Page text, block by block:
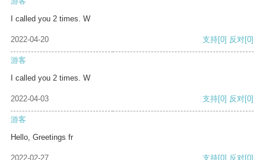
I called you 2 times. W
2022-04-20 支持[0] 反对[0]
游客
I called you 2 times. W
2022-04-03 支持[0] 反对[0]
游客
Hello, Greetings fr
2022-02-27 支持[0] 反对[0]